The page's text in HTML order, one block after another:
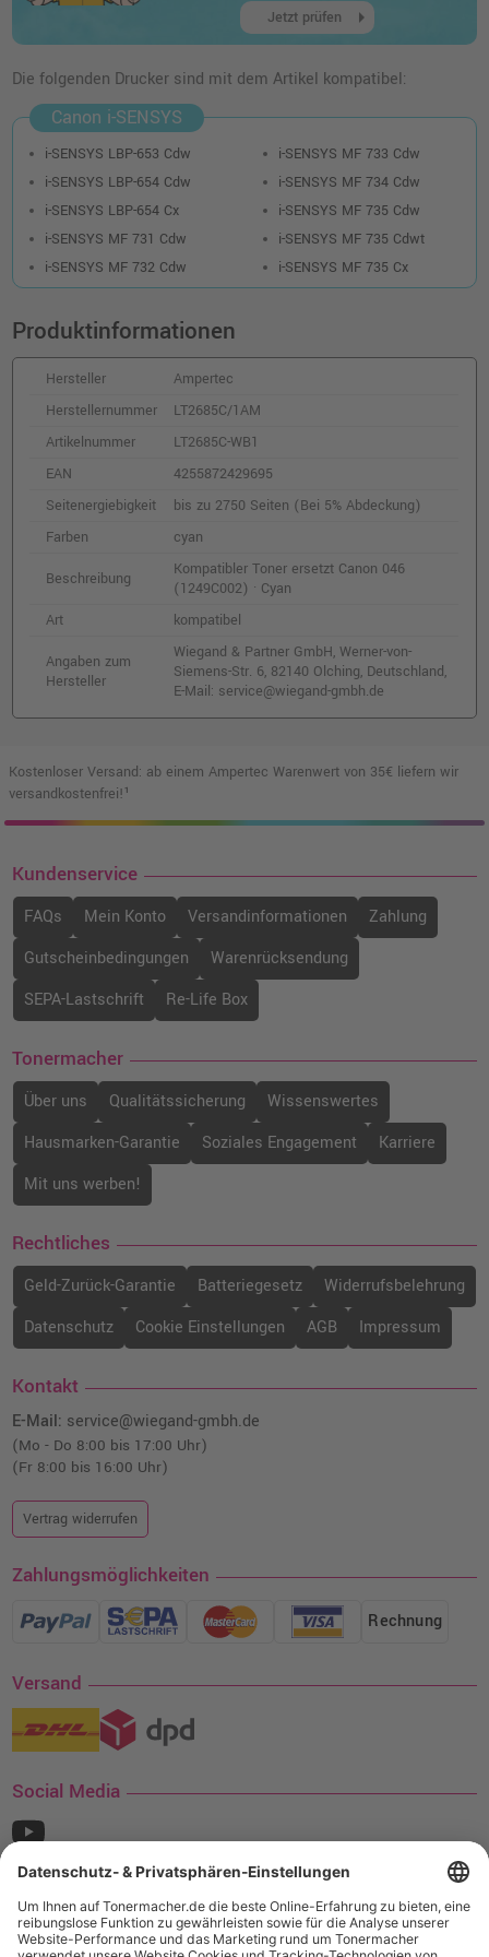
(1247C002) · Gelb
57,99 €
Kompatibler Toner ersetzt Canon 046
o. MwSt.
56,99 €
inkl. MwSt.zzgl. Versand
(1253C002) · Cyan
92,99 €
inkl. MwSt.zzgl. Versand
Kompatibler Toner ersetzt Canon 046
(1248C002) · Magenta
o. MwSt.52,93 €
62,99 €
inkl. MwSt.zzgl. Versand
Kompatibler Toner ersetzt Canon 046H
(1252C002) · Magenta
o. MwSt.84,87 €
101,00 € shopping_cart
Jetzt prüfen arrow_right
Die folgenden Drucker sind mit dem Artikel kompatibel:
Canon i-SENSYS
i-SENSYS LBP-653 Cdw
i-SENSYS LBP-654 Cdw
i-SENSYS LBP-654 Cx
i-SENSYS MF 731 Cdw
i-SENSYS MF 732 Cdw
i-SENSYS MF 733 Cdw
i-SENSYS MF 734 Cdw
i-SENSYS MF 735 Cdw
i-SENSYS MF 735 Cdwt
i-SENSYS MF 735 Cx
Produktinformationen
Hersteller
Ampertec
Herstellernummer
LT2685C/1AM
Artikelnummer
LT2685C-WB1
EAN
4255872429695
Seitenergiebigkeit
bis zu 2750 Seiten (Bei 5% Abdeckung)
Farben
cyan
Beschreibung
Kompatibler Toner ersetzt Canon 046
(1249C002) · Cyan
Art
kompatibel
Angaben zum
Hersteller
Wiegand & Partner GmbH, Werner-von-
Siemens-Str. 6, 82140 Olching, Deutschland,
E-Mail: service@wiegand-gmbh.de
Kostenloser Versand: ab einem Ampertec Warenwert von 35€ liefern wir
versandkostenfrei!¹
Kundenservice
FAQs Mein Konto Versandinformationen
Zahlung
Gutscheinbedingungen
Warenrücksendung
SEPA-Lastschrift
Re-Life Box
Tonermacher
Über uns Qualitätssicherung
Wissenswertes
Hausmarken-Garantie
Soziales Engagement
Karriere
Mit uns werben!
Rechtliches
Geld-Zurück-Garantie Batteriegesetz
Widerrufsbelehrung
Datenschutz
Cookie Einstellungen AGB Impressum
Kontakt
E-Mail: service@wiegand-gmbh.de
(Mo - Do 8:00 bis 17:00 Uhr)
(Fr 8:00 bis 16:00 Uhr)
Vertrag widerrufen
Zahlungsmöglichkeiten
Rechnung
Versand
Social Media
¹ Nur gültig für den Versand innerhalb Deutschlands. Befindet sich ein Warenwert
von mindestens 35€ (inkl. Mwst.) an Ampertec Artikeln in Ihrem Warenkorb, ist der
Versand für Sie kostenfrei.